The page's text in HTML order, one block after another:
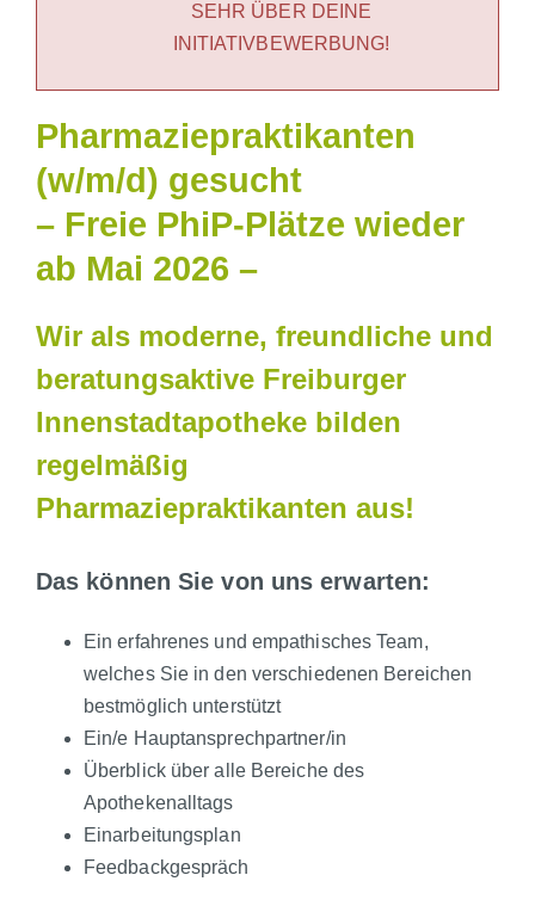
SEHR ÜBER DEINE
INITIATIVBEWERBUNG!
Pharmaziepraktikanten
(w/m/d) gesucht
– Freie PhiP-Plätze wieder
ab Mai 2026 –
Wir als moderne, freundliche und
beratungsaktive Freiburger
Innenstadtapotheke bilden
regelmäßig
Pharmaziepraktikanten aus!
Das können Sie von uns erwarten:
Ein erfahrenes und empathisches Team,
welches Sie in den verschiedenen Bereichen
bestmöglich unterstützt
Ein/e Hauptansprechpartner/in
Überblick über alle Bereiche des
Apothekenalltags
Einarbeitungsplan
Feedbackgespräch